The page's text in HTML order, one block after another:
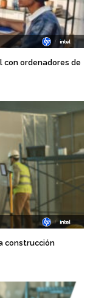
con ordenadores de
construcción